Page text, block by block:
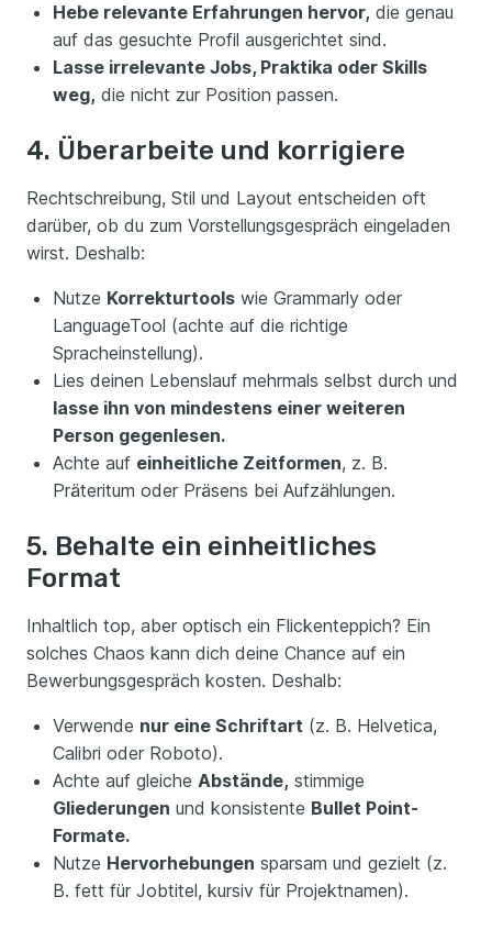
Hebe relevante Erfahrungen hervor, die genau
auf das gesuchte Profil ausgerichtet sind.
Lasse irrelevante Jobs, Praktika oder Skills
weg, die nicht zur Position passen.
4. Überarbeite und korrigiere
Rechtschreibung, Stil und Layout entscheiden oft
darüber, ob du zum Vorstellungsgespräch eingeladen
wirst. Deshalb:
Nutze Korrekturtools wie Grammarly oder
LanguageTool (achte auf die richtige
Spracheinstellung).
Lies deinen Lebenslauf mehrmals selbst durch und
lasse ihn von mindestens einer weiteren
Person gegenlesen.
Achte auf einheitliche Zeitformen, z. B.
Präteritum oder Präsens bei Aufzählungen.
5. Behalte ein einheitliches
Format
Inhaltlich top, aber optisch ein Flickenteppich? Ein
solches Chaos kann dich deine Chance auf ein
Bewerbungsgespräch kosten. Deshalb:
Verwende nur eine Schriftart (z. B. Helvetica,
Calibri oder Roboto).
Achte auf gleiche Abstände, stimmige
Gliederungen und konsistente Bullet Point-
Formate.
Nutze Hervorhebungen sparsam und gezielt (z.
B. fett für Jobtitel, kursiv für Projektnamen).